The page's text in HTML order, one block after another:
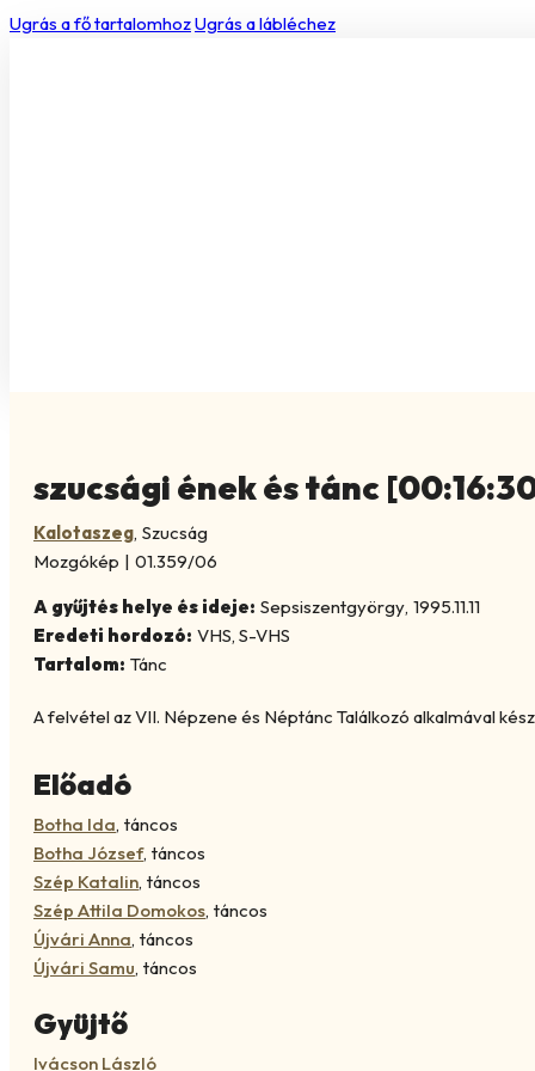
Ugrás a fő tartalomhozUgrás a lábléchez
szucsági ének és tánc
Kalotaszeg, Szucság
Mozgókép | 01.359/06
A gyűjtés helye és ideje: Sepsiszentgyörgy, 1995.11.11
Eredeti hordozó: VHS, S-VHS
Tartalom: Tánc
A felvétel az VII. Népzene és Néptánc Találkozó alkalmával
Előadó
Botha Ida, táncos
Botha József, táncos
Szép Katalin, táncos
Szép Attila Domokos, táncos
Újvári Anna, táncos
Újvári Samu, táncos
Gyüjtő
Ivácson László